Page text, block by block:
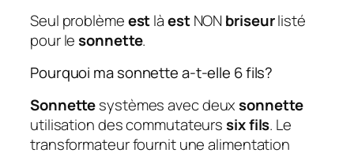
Seul problèmeestlàestNONbriseurlisté
pour lesonnette.
Pourquoi ma sonnette a-t-elle 6 fils?
Sonnettesystèmes avec deuxsonnette
utilisation des commutateurssix fils. Le
transformateur fournit une alimentation